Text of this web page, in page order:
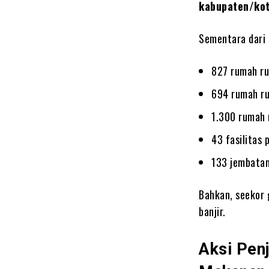
kabupaten/
Sementara
827 rumah
694 rumah
1.300
43 fasilitas
133
Bahkan, seekor
banjir.
Aksi